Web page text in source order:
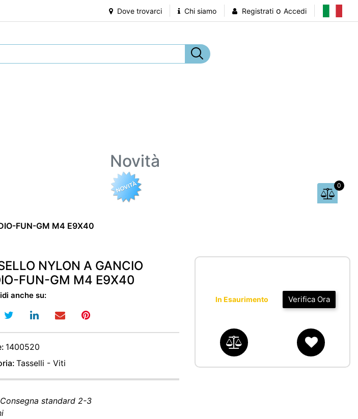
Dove trovarci Chi siamo Registrati o Accedi
Novità
0
FUN-GM M4 E9X40
NYLON A GANCIO
FUN-GM M4 E9X40
anche su:
1400520
Tasselli - Viti
Consegna standard 2-3
Verifica Ora
In Esaurimento